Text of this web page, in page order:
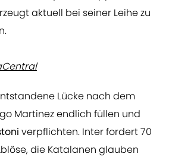
aktuell bei seiner Leihe zu
Lücke nach dem
Martinez endlich füllen und
verpflichten. Inter fordert 70
die Katalanen glauben